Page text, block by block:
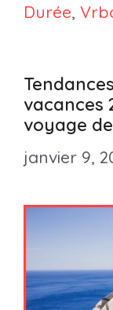
Durée,
vacances
voyage
janvier 9,